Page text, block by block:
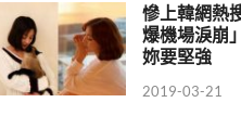
慘上韓網熱
爆機場淚崩
妳要堅強
2019-03-21